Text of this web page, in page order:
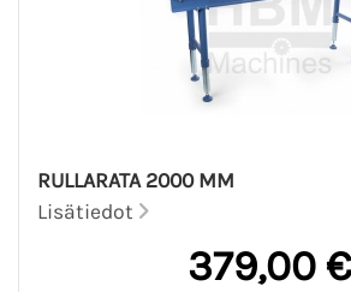
RULLARATA 2000 MM
Lisätiedot
379,00 €